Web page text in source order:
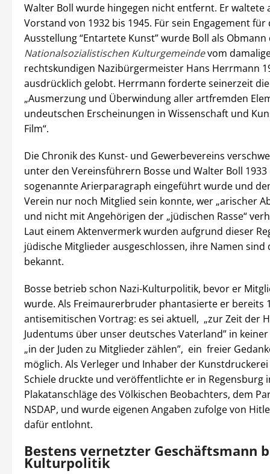
Walter Boll wurde hingegen nicht entfernt. Er waltete
Vorstand von 1932 bis 1945. Für sein Engagement für
Ausstellung “Entartete Kunst” wurde Boll als Obmann
Nationalsozialistischen Kulturgemeindevom
rechtskundigen Nazibürgermeister Hans Herrmann
ausdrücklich gelobt. Herrmann forderte seinerzeit
„Ausmerzung und Überwindung aller artfremden
undeutschen Erscheinungen in Wissenschaft und
Film“.
Die Chronik des Kunst- und Gewerbevereins
unter den Vereinsführern Bosse und Walter Boll 1933
sogenannte Arierparagraph eingeführt wurde und
Verein nur noch Mitglied sein konnte, wer „arischer
und nicht mit Angehörigen der „jüdischen Rasse“
Laut einem Aktenvermerk wurden aufgrund dieser
jüdische Mitglieder ausgeschlossen, ihre Namen
bekannt.
Bosse betrieb schon Nazi-Kulturpolitik, bevor er
wurde. Als Freimaurerbruder phantasierte er bereits
antisemitischen Vortrag: es sei aktuell, „zur Zeit der
Judentums über unser deutsches Vaterland” in
„in der Juden zu Mitglieder zählen”, ein freier
möglich. Als Verleger und Inhaber der
Schiele druckte und veröffentlichte er in Regensburg
Plakatanschläge des Völkischen Beobachters, dem
NSDAP, und wurde eigenen Angaben zufolge von
dafür entlohnt.
Bestens vernetzter Geschäftsmann
Kulturpolitik